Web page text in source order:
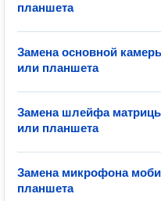
планшета
Замена основной
или планшета
Замена шлейфа
или планшета
Замена микрофона
планшета